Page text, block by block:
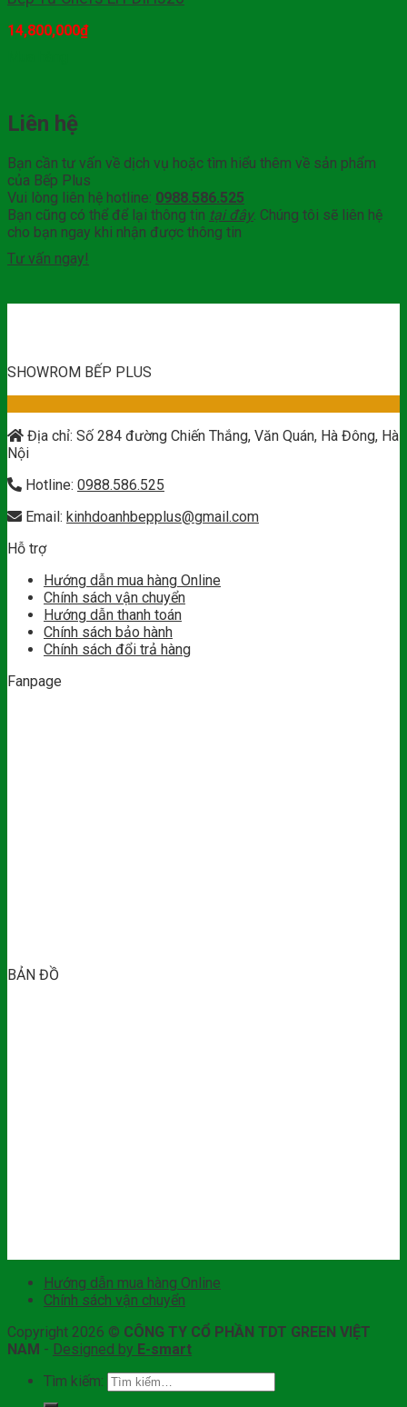
14,800,000₫
Liên hệ
Bạn cần tư vấn về dịch vụ hoặc tìm hiểu thêm về sản phẩm
của Bếp Plus
Vui lòng liên hệ hotline: 0988.586.525
Bạn cũng có thể để lại thông tin tại đây. Chúng tôi sẽ liên hệ
cho bạn ngay khi nhận được thông tin
Tư vấn ngay!
SHOWROM BẾP PLUS
Địa chỉ: Số 284 đường Chiến Thắng, Văn Quán, Hà Đông, Hà
Nội
Hotline: 0988.586.525
Email: kinhdoanhbepplus@gmail.com
Hỗ trợ
Hướng dẫn mua hàng Online
Chính sách vận chuyển
Hướng dẫn thanh toán
Chính sách bảo hành
Chính sách đổi trả hàng
Fanpage
BẢN ĐỒ
Hướng dẫn mua hàng Online
Chính sách vận chuyển
Copyright 2026 © CÔNG TY CỔ PHẦN TDT GREEN VIỆT
NAM - Designed by E-smart
Tìm kiếm: